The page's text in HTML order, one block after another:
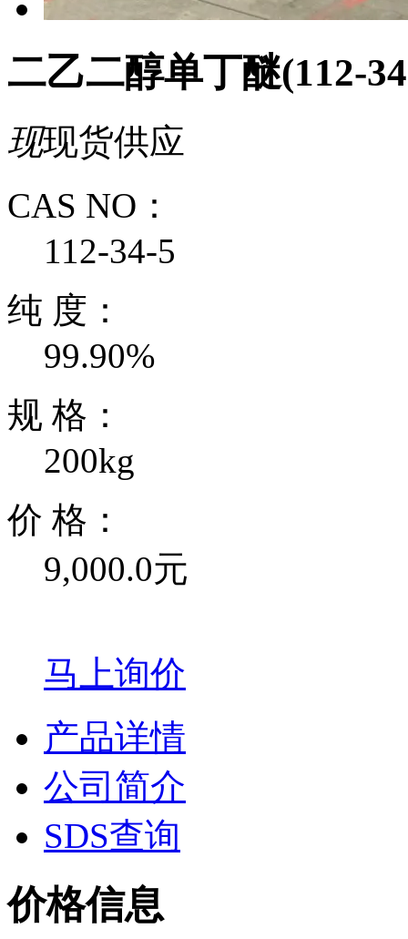
二乙二醇单丁醚(112-
现现货供应
CAS NO：
112-34-5
纯 度：
99.90%
规 格：
200kg
价 格：
9,000.0元
马上询价
产品详情
公司简介
SDS查询
价格信息